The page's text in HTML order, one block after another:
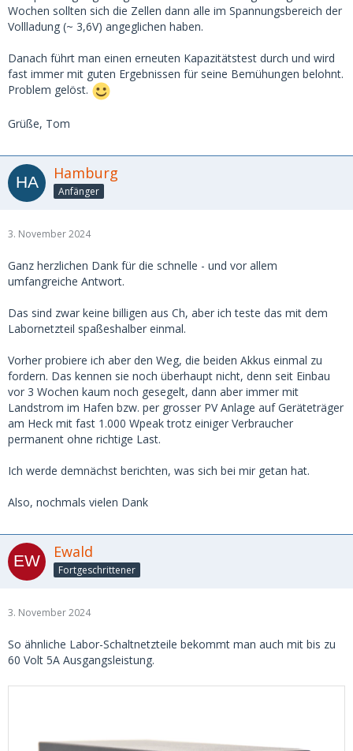
Wochen sollten sich die Zellen dann alle im Spannungsbereich der
Vollladung (~ 3,6V) angeglichen haben.
Danach führt man einen erneuten Kapazitätstest durch und wird
fast immer mit guten Ergebnissen für seine Bemühungen belohnt.
Problem gelöst.
Grüße, Tom
Hamburg
Anfänger
3. November 2024
Ganz herzlichen Dank für die schnelle - und vor allem
umfangreiche Antwort.
Das sind zwar keine billigen aus Ch, aber ich teste das mit dem
Labornetzteil spaßeshalber einmal.
Vorher probiere ich aber den Weg, die beiden Akkus einmal zu
fordern. Das kennen sie noch überhaupt nicht, denn seit Einbau
vor 3 Wochen kaum noch gesegelt, dann aber immer mit
Landstrom im Hafen bzw. per grosser PV Anlage auf Geräteträger
am Heck mit fast 1.000 Wpeak trotz einiger Verbraucher
permanent ohne richtige Last.
Ich werde demnächst berichten, was sich bei mir getan hat.
Also, nochmals vielen Dank
Ewald
Fortgeschrittener
3. November 2024
So ähnliche Labor-Schaltnetzteile bekommt man auch mit bis zu
60 Volt 5A Ausgangsleistung.